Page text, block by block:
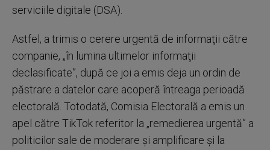
serviciile digitale (DSA).
Astfel, a trimis o cerere urgentă de informaţii către
companie, „în lumina ultimelor informaţii
declasificate”, după ce joi a emis deja un ordin de
păstrare a datelor care acoperă întreaga perioadă
electorală. Totodată, Comisia Electorală a emis un
apel către TikTok referitor la „remedierea urgentă” a
politicilor sale de moderare şi amplificare şi la